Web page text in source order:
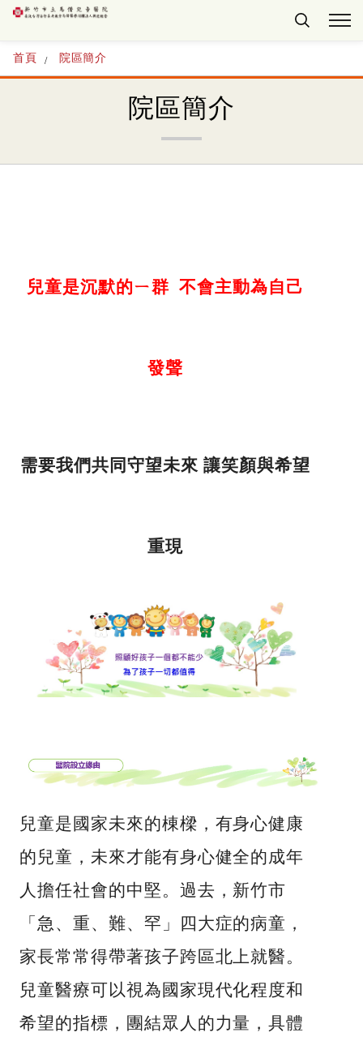
首頁 院區簡介
院區簡介
兒童是沉默的ㄧ群 不會主動為自己
發聲
需要我們共同守望未來 讓笑顏與希望
重現
兒童是國家未來的棟樑，有身心健康
的兒童，未來才能有身心健全的成年
人擔任社會的中堅。過去，新竹市
「急、重、難、罕」四大症的病童，
家長常常得帶著孩子跨區北上就醫。
兒童醫療可以視為國家現代化程度和
希望的指標，團結眾人的力量，具體